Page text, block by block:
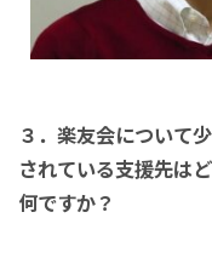
３．楽友会について
されている支援先は
何ですか？